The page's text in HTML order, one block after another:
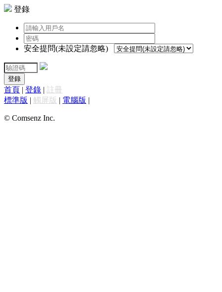
登錄
安全提問(未設定請忽略)
登錄
首頁 | 登錄 | 註冊
標準版 | 觸屏版 | 電腦版 |
© Comsenz Inc.